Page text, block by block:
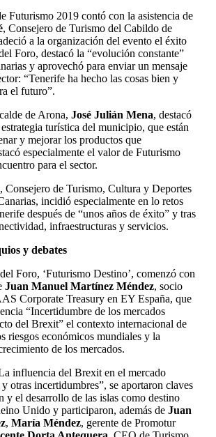
Futurismo 2019 contó con la asistencia de
, Consejero de Turismo del Cabildo de
a la organización del evento el éxito
Foro, destacó la “evolución constante”
y aprovechó para enviar un mensaje
“Tenerife ha hecho las cosas bien y
el futuro”.
de Arona, José Julián Mena, destacó
turística del municipio, que están
y mejorar los productos que
especialmente el valor de Futurismo
para el sector.
, Consejero de Turismo, Cultura y Deportes
incidió especialmente en lo retos
después de “unos años de éxito” y tras
infraestructuras y servicios.
y debates
Foro, ‘Futurismo Destino’, comenzó con
Juan Manuel Martínez Méndez, socio
Corporate Treasury en EY España, que
“Incertidumbre de los mercados
del Brexit” el contexto internacional de
riesgos económicos mundiales y la
de los mercados.
influencia del Brexit en el mercado
otras incertidumbres”, se aportaron claves
y el desarrollo de las islas como destino
Unido y participaron, además de Juan
, María Méndez, gerente de Promotur